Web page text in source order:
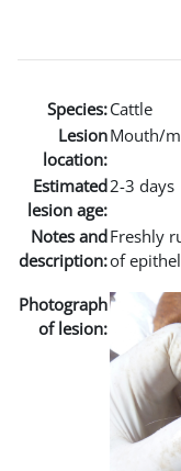
Species:Cattle
Lesion
location:
Mouth/
Estimated
lesion age:
2-3 days
Notes and
description:
Freshly
of
Photograph
of lesion: